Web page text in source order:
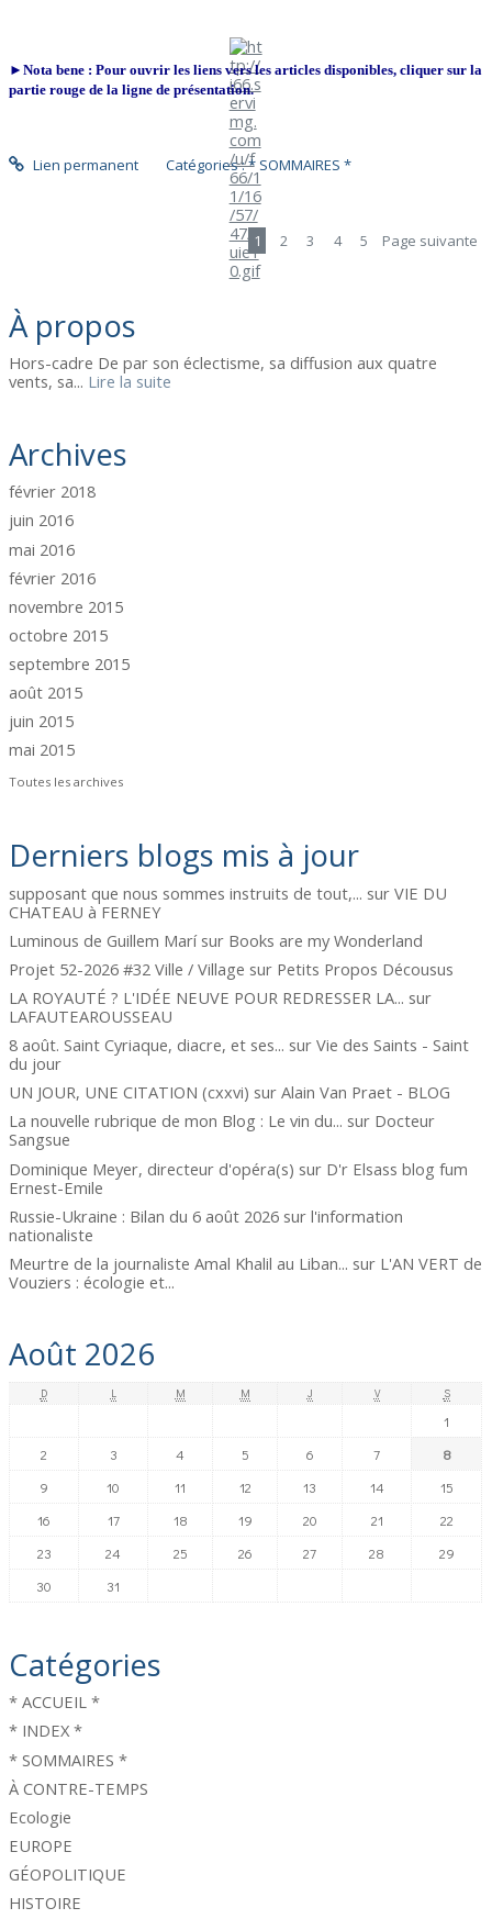
À propos
Hors-cadre De par son éclectisme, sa diffusion aux quatre
vents, sa... Lire la suite
Archives
février 2018
juin 2016
mai 2016
février 2016
novembre 2015
octobre 2015
septembre 2015
août 2015
juin 2015
mai 2015
Toutes les archives
Derniers blogs mis à jour
supposant que nous sommes instruits de tout,... surVIE DU
CHATEAU à FERNEY
Luminous de Guillem Marísur Books are my Wonderland
Projet 52-2026 #32 Ville / Village sur Petits Propos Décousus
LA ROYAUTÉ ? L'IDÉE NEUVE POUR REDRESSER LA... sur
LAFAUTEAROUSSEAU
8 août. Saint Cyriaque, diacre, et ses... surVie des Saints - Saint
du jour
UN JOUR, UNE CITATION (cxxvi) surAlain Van Praet - BLOG
La nouvelle rubrique de mon Blog : Le vin du... sur Docteur
Sangsue
Dominique Meyer, directeur d'opéra(s) sur D'r Elsass blog fum
Ernest-Emile
Russie-Ukraine : Bilan du 6 août 2026 surl'information
nationaliste
Meurtre de la journaliste Amal Khalil au Liban... sur L'AN VERT de
Vouziers : écologie et...
Août 2026
D L M M J V S
1
2
3 4 5 6 7
8
9
10 11 12 13 14
15
16
17 18 19 20 21
22
23
24 25 26 27 28
29
30
31
Catégories
* ACCUEIL *
* INDEX *
* SOMMAIRES *
À CONTRE-TEMPS
Ecologie
EUROPE
GÉOPOLITIQUE
HISTOIRE
►Nota bene : Pour ouvrir les liens vers les articles disponibles, cliquer sur la
partie rouge de la ligne de présentation.
Lien permanent Catégories :* SOMMAIRES *
1 2 3 4 5 Page suivante